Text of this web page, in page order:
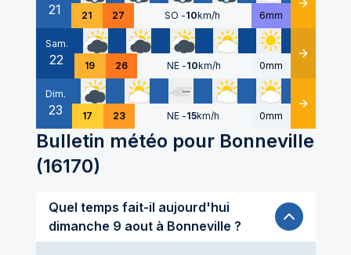
21 21 27 SO -10km/h 6mm Détails
Sam.
22 19 26 NE -10km/h 0mm Détails
Dim.
23 17 23 NE -15km/h 0mm Détails
Bulletin météo pour Bonneville
(16170)
Quel temps fait-il aujourd'hui
dimanche 9 aout à Bonneville ?